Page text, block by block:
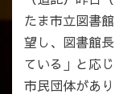
たま市立図書
望し、図書館
ている」と応
市民団体があ